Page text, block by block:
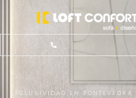
EXCLUSIVIDAD EN PONTEVEDRA